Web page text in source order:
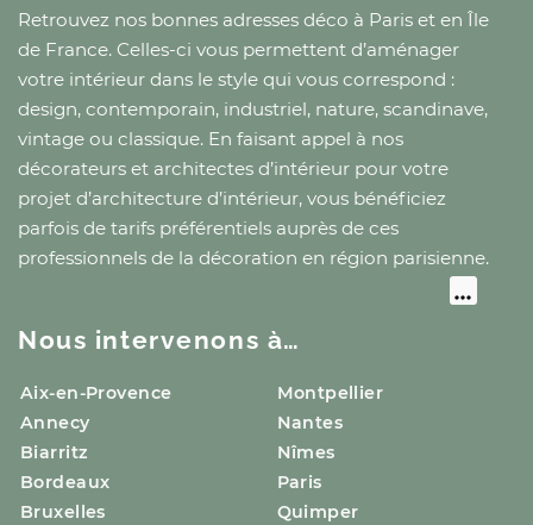
Retrouvez nos bonnes adresses déco à Paris et en Île
de France. Celles-ci vous permettent d’aménager
votre intérieur dans le style qui vous correspond :
design, contemporain, industriel, nature, scandinave,
vintage ou classique. En faisant appel à nos
décorateurs et architectes d’intérieur pour votre
projet d’architecture d’intérieur, vous bénéficiez
parfois de tarifs préférentiels auprès de ces
professionnels de la décoration en région parisienne.
Nous intervenons à…
Aix-en-Provence
Annecy
Biarritz
Bordeaux
Bruxelles
Montpellier
Nantes
Nîmes
Paris
Quimper